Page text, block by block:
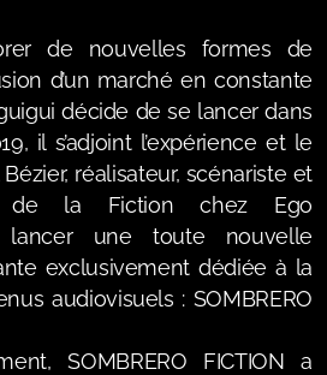
de nouvelles formes de
d’un marché en constante
décide de se lancer dans
il s’adjoint l’expérience et le
réalisateur, scénariste et
de la Fiction chez Ego
lancer une toute nouvelle
exclusivement dédiée à la
audiovisuels : SOMBRERO
SOMBRERO FICTION a